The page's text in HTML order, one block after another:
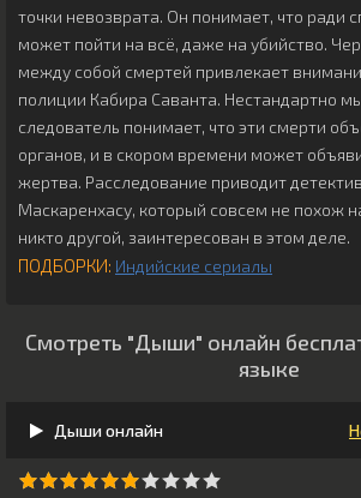
точки невозврата. Он понимает, что ради
может пойти на всё, даже на убийство.
между собой смертей привлекает
полиции Кабира Саванта. Нестандартно
следователь понимает, что эти смерти
органов, и в скором времени может
жертва. Расследование приводит
Маскаренхасу, который совсем не похож
никто другой, заинтересован в этом деле.
ПОДБОРКИ: Индийские сериалы
Смотреть "Дыши" онлайн
языке
Дыши онлайн